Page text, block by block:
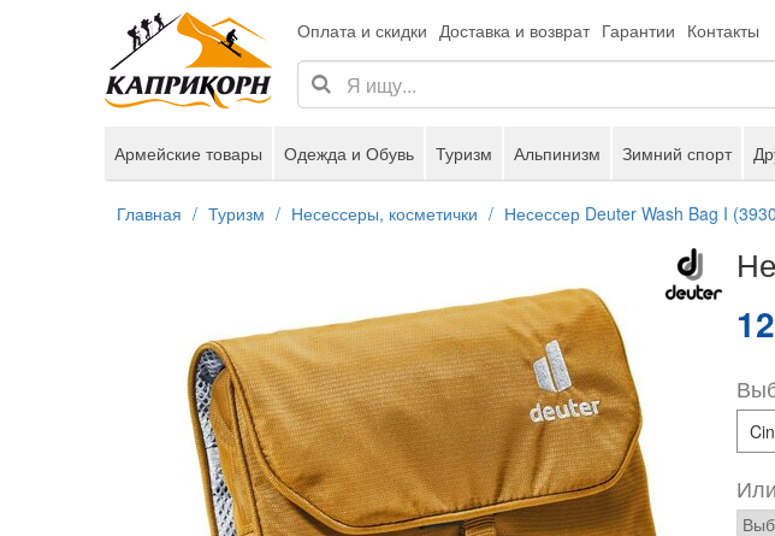
Оплата и скидки Доставка и возврат Гарантии Контакты
Армейские товары Одежда и Обувь Туризм Альпинизм Зимний спорт
Главная Туризм Несессеры, косметички Несессер Deuter Wash Bag I